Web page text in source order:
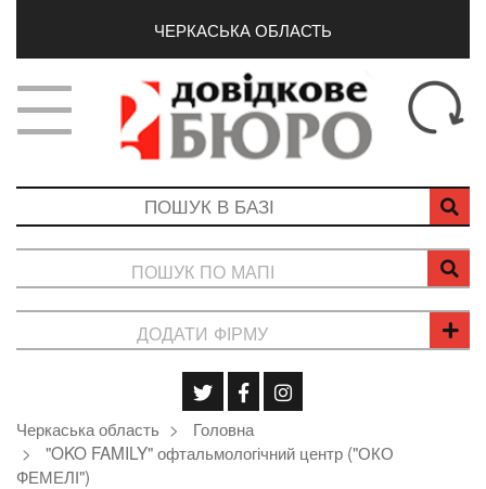
ЧЕРКАСЬКА ОБЛАСТЬ
ПОШУК ПО МАПІ
ДОДАТИ ФІРМУ
Черкаська область
Головна
"OKO FAMILY" офтальмологічний центр ("ОКО
ФЕМЕЛІ")